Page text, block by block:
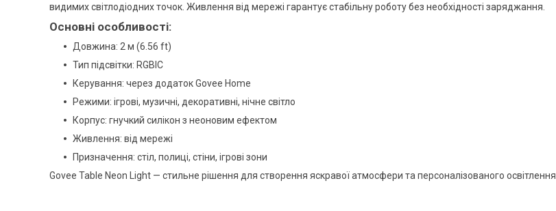
видимих світлодіодних точок. Живлення від мережі гарантує стабільну роботу без необхідності заряджання.
Основні особливості:
Довжина: 2 м (6.56 ft)
Тип підсвітки: RGBIC
Керування: через додаток Govee Home
Режими: ігрові, музичні, декоративні, нічне світло
Корпус: гнучкий силікон з неоновим ефектом
Живлення: від мережі
Призначення: стіл, полиці, стіни, ігрові зони
Govee Table Neon Light — стильне рішення для створення яскравої атмосфери та персоналізованого освітлення.